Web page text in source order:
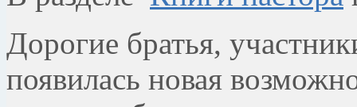
Дорогие братья,
появилась новая